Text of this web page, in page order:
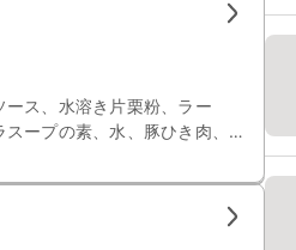
ス、水溶き片栗粉、ラー
ープの素、水、豚ひき肉、